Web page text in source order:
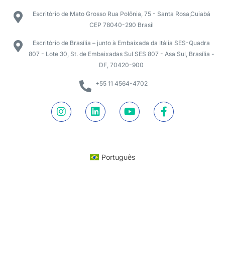
Escritório de Mato Grosso Rua Polônia, 75 - Santa Rosa,Cuiabá
CEP 78040-290 Brasil
Escritório de Brasília – junto à Embaixada da Itália SES-Quadra
807 - Lote 30, St. de Embaixadas Sul SES 807 - Asa Sul, Brasília -
DF, 70420-900
+55 11 4564-4702
Português